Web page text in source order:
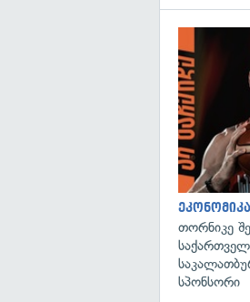
ეკონომიკა
თორნიკე
სპონსორი